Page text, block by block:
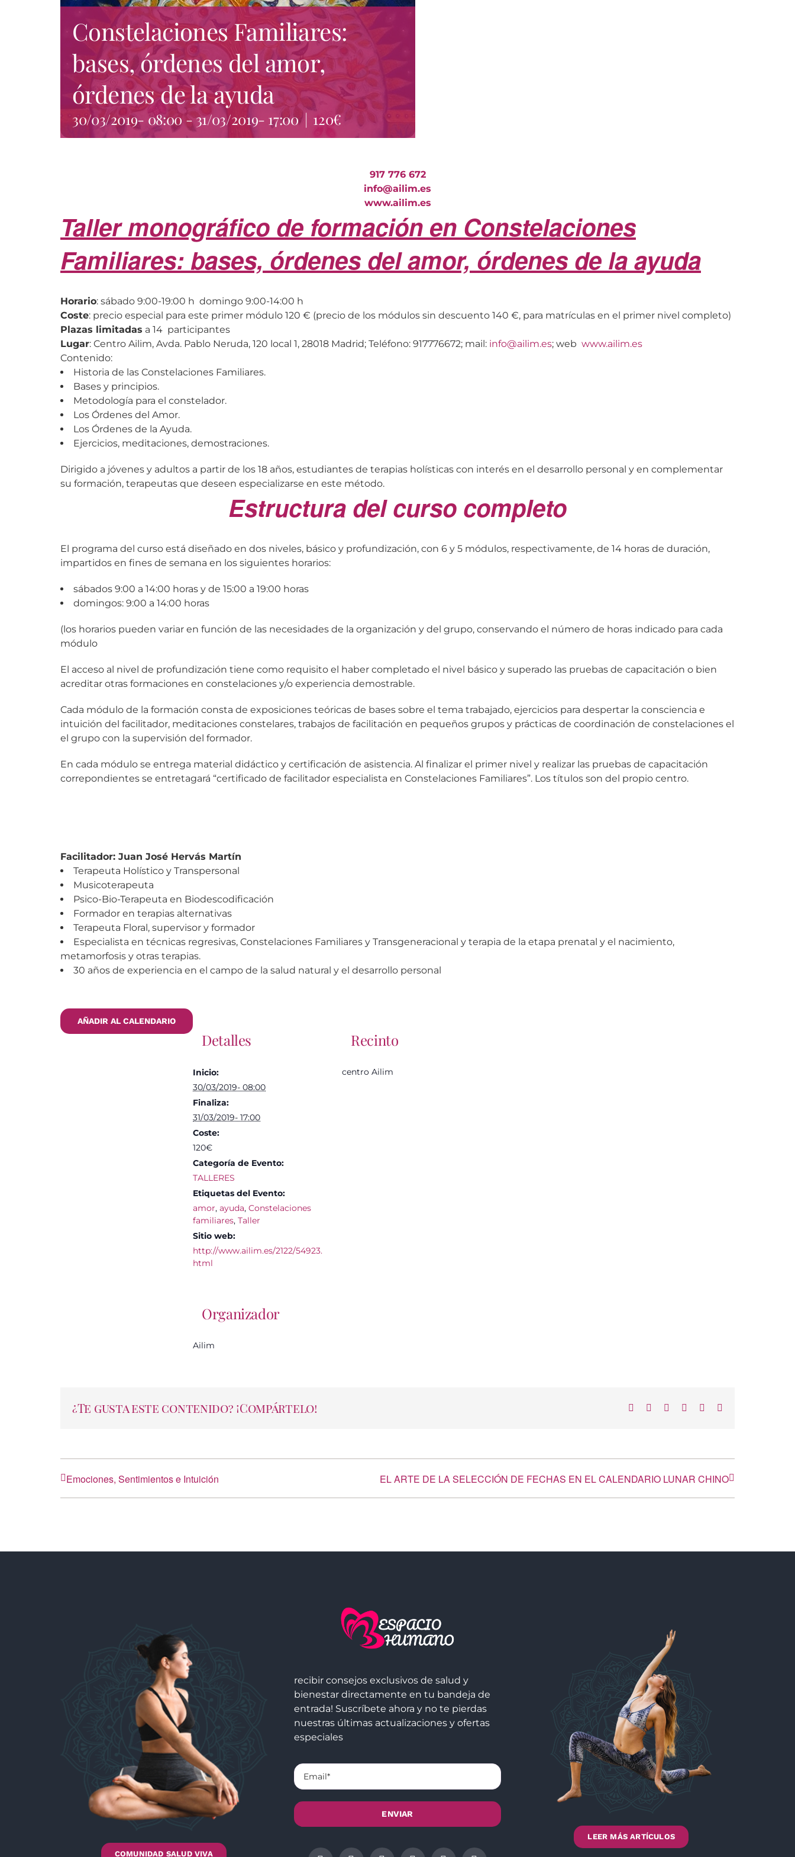
Constelaciones Familiares:
bases, órdenes del amor,
órdenes de la ayuda
30/03/2019- 08:00-31/03/2019- 17:00 | 120€
917 776 672
info@ailim.es
www.ailim.es
Taller monográfico de formación en Constelaciones
Familiares: bases, órdenes del amor, órdenes de la ayuda
Horario: sábado 9:00-19:00 h domingo 9:00-14:00 h
Coste: precio especial para este primer módulo 120 € (precio de los módulos sin descuento 140 €, para matrículas en el primer nivel completo)
Plazas limitadas a 14 participantes
Lugar: Centro Ailim, Avda. Pablo Neruda, 120 local 1, 28018 Madrid; Teléfono: 917776672; mail: info@ailim.es; web www.ailim.es
Contenido:
Historia de las Constelaciones Familiares.
Bases y principios.
Metodología para el constelador.
Los Órdenes del Amor.
Los Órdenes de la Ayuda.
Ejercicios, meditaciones, demostraciones.
Dirigido a jóvenes y adultos a partir de los 18 años, estudiantes de terapias holísticas con interés en el desarrollo personal y en complementar
su formación, terapeutas que deseen especializarse en este método.
Estructura del curso completo
El programa del curso está diseñado en dos niveles, básico y profundización, con 6 y 5 módulos, respectivamente, de 14 horas de duración,
impartidos en fines de semana en los siguientes horarios:
sábados 9:00 a 14:00 horas y de 15:00 a 19:00 horas
domingos: 9:00 a 14:00 horas
(los horarios pueden variar en función de las necesidades de la organización y del grupo, conservando el número de horas indicado para cada
módulo
El acceso al nivel de profundización tiene como requisito el haber completado el nivel básico y superado las pruebas de capacitación o bien
acreditar otras formaciones en constelaciones y/o experiencia demostrable.
Cada módulo de la formación consta de exposiciones teóricas de bases sobre el tema trabajado, ejercicios para despertar la consciencia e
intuición del facilitador, meditaciones constelares, trabajos de facilitación en pequeños grupos y prácticas de coordinación de constelaciones el
el grupo con la supervisión del formador.
En cada módulo se entrega material didáctico y certificación de asistencia. Al finalizar el primer nivel y realizar las pruebas de capacitación
correpondientes se entretagará “certificado de facilitador especialista en Constelaciones Familiares”. Los títulos son del propio centro.
Facilitador: Juan José Hervás Martín
Terapeuta Holístico y Transpersonal
Musicoterapeuta
Psico-Bio-Terapeuta en Biodescodificación
Formador en terapias alternativas
Terapeuta Floral, supervisor y formador
Especialista en técnicas regresivas, Constelaciones Familiares y Transgeneracional y terapia de la etapa prenatal y el nacimiento,
metamorfosis y otras terapias.
30 años de experiencia en el campo de la salud natural y el desarrollo personal
AÑADIR AL CALENDARIO
Detalles
Inicio:
30/03/2019- 08:00
Finaliza:
31/03/2019- 17:00
Coste:
120€
Categoría de Evento:
TALLERES
Etiquetas del Evento:
amor, ayuda, Constelaciones
familiares, Taller
Sitio web:
http://www.ailim.es/2122/54923.
html
Organizador
Ailim
Recinto
centro Ailim
¿Te gusta este contenido? ¡Compártelo! Facebook LinkedInWhatsAppTelegram
Emociones, Sentimientos e Intuición EL ARTE DE LA SELECCIÓN DE FECHAS EN EL CALENDARIO LUNAR CHINO
COMUNIDAD SALUD VIVA
recibir consejos exclusivos de salud y
bienestar directamente en tu bandeja de
entrada! Suscríbete ahora y no te pierdas
nuestras últimas actualizaciones y ofertas
especiales
LEER MÁS ARTÍCULOS